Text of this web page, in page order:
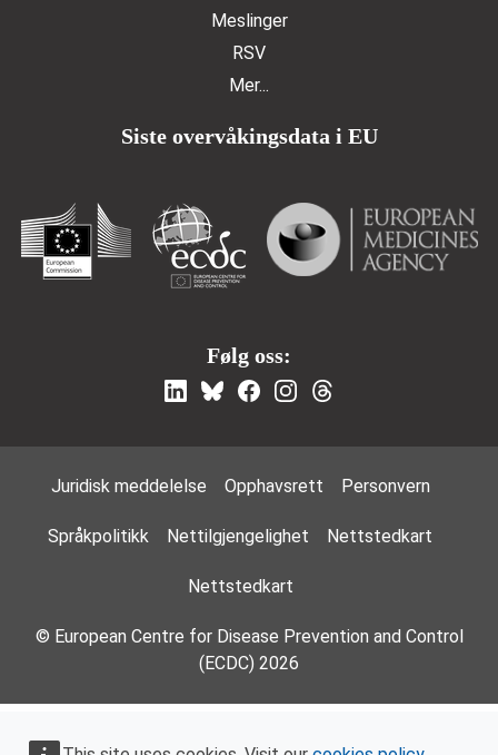
Meslinger
RSV
Mer...
Siste overvåkingsdata i EU
Følg oss:
Footer Menu
Juridisk meddelelse Opphavsrett Personvern
Språkpolitikk Nettilgjengelighet Nettstedkart
Nettstedkart
© European Centre for Disease Prevention and Control
(ECDC) 2026